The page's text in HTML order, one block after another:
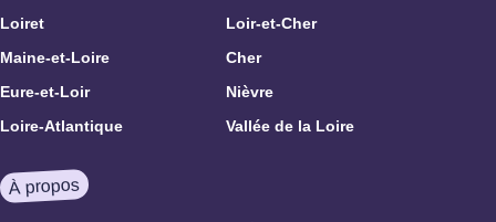
Loiret
Loir-et-Cher
Maine-et-Loire
Cher
Eure-et-Loir
Nièvre
Loire-Atlantique
Vallée de la Loire
À propos